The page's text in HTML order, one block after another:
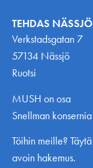
TEHDAS NÄSSJÖ
Verkstadsgatan 7
57134 Nässjö
Ruotsi
MUSH on osa
Snellman konsernia
Töihin meille? Täytä
avoin hakemus.